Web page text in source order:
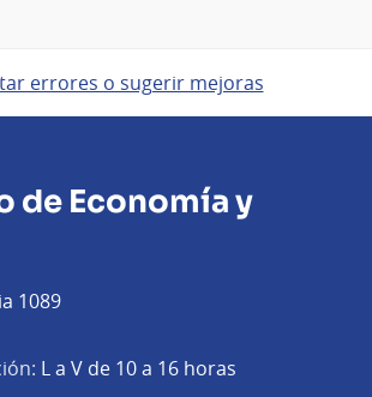
errores o sugerir mejoras
de Economía y
1089
L a V de 10 a 16 horas